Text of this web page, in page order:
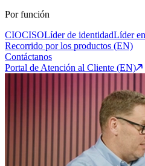
Por función
CIOCISOLíder de identidadLíder
Recorrido por los productos (EN)
Contáctanos
Portal de Atención al Cliente (EN)